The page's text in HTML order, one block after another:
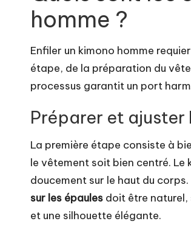
homme ?
Enfiler un kimono homme
étape, de la préparation du
processus garantit un port
Préparer et ajuster
La première étape consiste à
le vêtement soit bien centré. Le
doucement sur le haut du corps.
sur les épaules doit être
et une silhouette élégante.